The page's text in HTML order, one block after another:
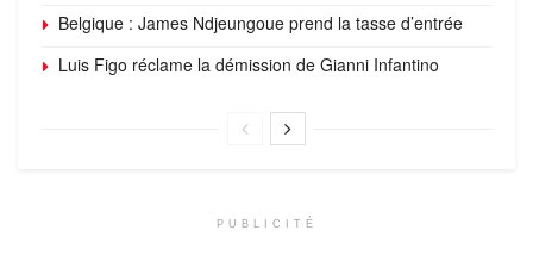
Belgique : James Ndjeungoue prend la tasse d’entrée
Luis Figo réclame la démission de Gianni Infantino
PUBLICITÉ